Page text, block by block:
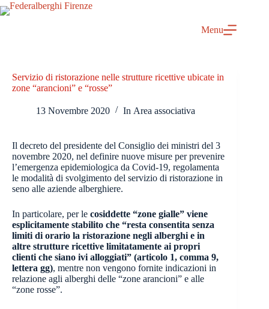
Salta
al
Menu
Servizio di ristorazione nelle strutture ricettive ubicate in
zone “arancioni” e “rosse”
13 Novembre 2020 In Area associativa
Il decreto del presidente del Consiglio dei ministri del 3
novembre 2020, nel definire nuove misure per prevenire
l’emergenza epidemiologica da Covid-19, regolamenta
le modalità di svolgimento del servizio di ristorazione in
seno alle aziende alberghiere.
In particolare, per le cosiddette “zone gialle” viene
esplicitamente stabilito che “resta consentita senza
limiti di orario la ristorazione negli alberghi e in
altre strutture ricettive limitatamente ai propri
clienti che siano ivi alloggiati” (articolo 1, comma 9,
lettera gg), mentre non vengono fornite indicazioni in
relazione agli alberghi delle “zone arancioni” e alle
“zone rosse”.